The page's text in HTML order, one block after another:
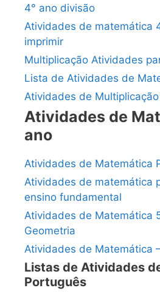
4° ano divisão
Atividades de matemática
imprimir
Multiplicação Atividades
Lista de Atividades de
Atividades de
Atividades de
ano
Atividades de Matemática
Atividades de matemática
ensino fundamental
Atividades de Matemática
Geometria
Atividades de Matemática
Listas de Atividades
Português